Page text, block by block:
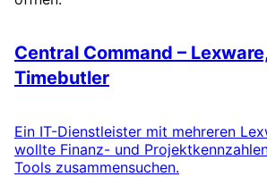
Central Command –
Timebutler
Ein IT-Dienstleister mit mehreren
wollte Finanz- und
Tools zusammensuchen.